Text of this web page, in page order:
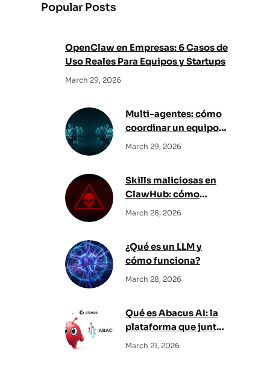
c
Popular Posts
OpenClaw en Empresas: 6 Casos de
Uso Reales Para Equipos y Startups
March 29, 2026
Multi-agentes: cómo
coordinar un equipo
de IA
March 29, 2026
Skills maliciosas en
ClawHub: cómo
detectarlas antes de
March 28, 2026
¿Qué es un LLM y
cómo funciona?
March 28, 2026
Qué es Abacus AI: la
plataforma que junta
todos los modelos en
March 21, 2026